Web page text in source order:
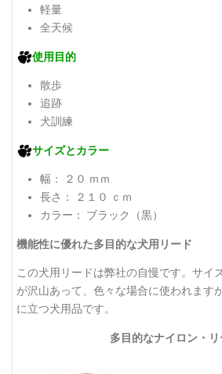
軽量
全天候
使用目的
散歩
追跡
犬訓練
サイズとカラー
幅： ２０ ｍｍ
長さ： ２１０ ｃｍ
カラー： ブラック（黒）
機能性に優れた多目的な犬用リード
この犬用リードは弊社の自慢です。サイ
が沢山あって、色々な場合に使われます
に立つ犬用品です。
多目的なナイロン・リ